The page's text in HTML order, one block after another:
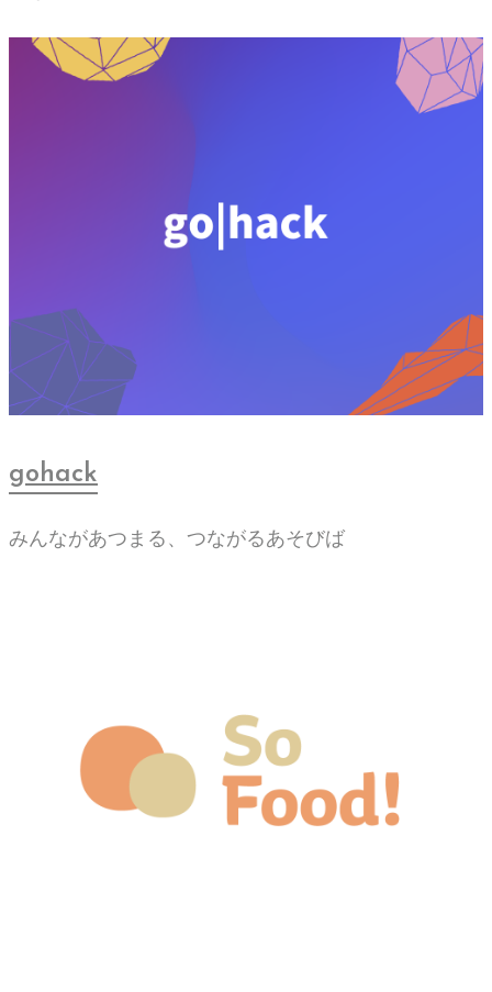
gohack
みんながあつまる、つながるあそびば